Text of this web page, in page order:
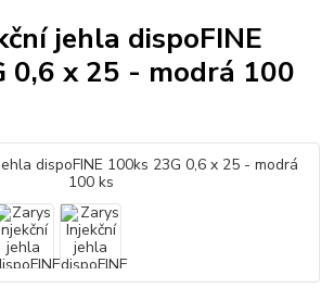
jehla dispoFINE
0,6 x 25 - modrá 100